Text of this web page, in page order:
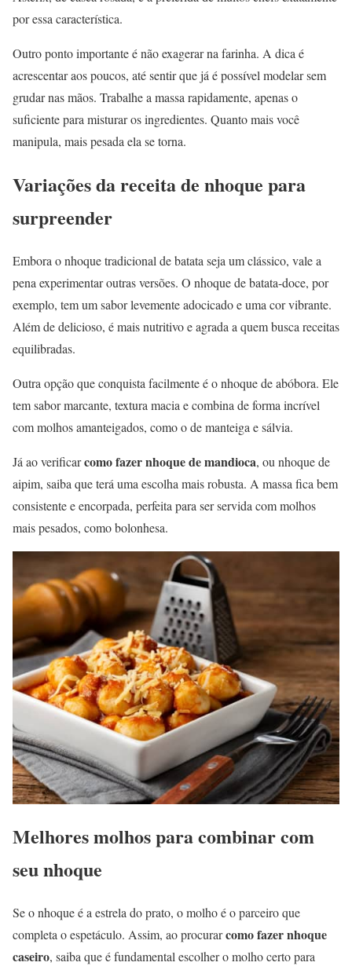
por essa característica.
Outro ponto importante é não exagerar na farinha. A dica é
acrescentar aos poucos, até sentir que já é possível modelar sem
grudar nas mãos. Trabalhe a massa rapidamente, apenas o
suficiente para misturar os ingredientes. Quanto mais você
manipula, mais pesada ela se torna.
Variações da receita de nhoque para
surpreender
Embora o nhoque tradicional de batata seja um clássico, vale a
pena experimentar outras versões. O nhoque de batata-doce, por
exemplo, tem um sabor levemente adocicado e uma cor vibrante.
Além de delicioso, é mais nutritivo e agrada a quem busca receitas
equilibradas.
Outra opção que conquista facilmente é o nhoque de abóbora. Ele
tem sabor marcante, textura macia e combina de forma incrível
com molhos amanteigados, como o de manteiga e sálvia.
Já ao verificarcomo fazer nhoque de mandioca, ou nhoque de
aipim, saiba que terá uma escolha mais robusta. A massa fica bem
consistente e encorpada, perfeita para ser servida com molhos
mais pesados, como bolonhesa.
Melhores molhos para combinar com
seu nhoque
Se o nhoque é a estrela do prato, o molho é o parceiro que
completa o espetáculo. Assim, ao procurarcomo fazer nhoque
caseiro, saiba que é fundamental escolher o molho certo para